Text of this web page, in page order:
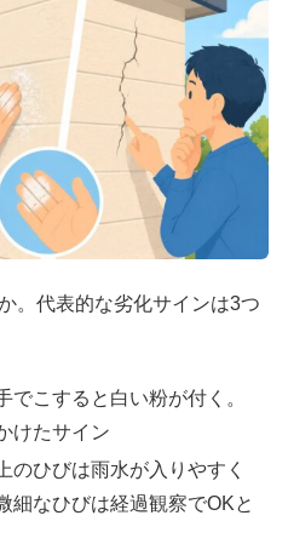
。代表的な劣化サインは3つ
でこすると白い粉が付く。
けたサイン
のひびは雨水が入りやすく
細なひびは経過観察でOKと